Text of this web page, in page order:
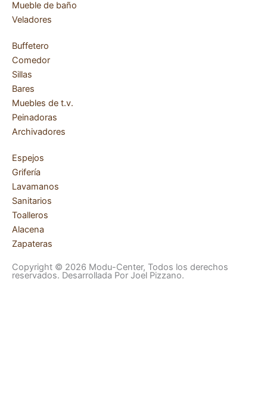
o
o
k
-
f
a
m
Mueble de baño
Veladores
Buffetero
Comedor
Sillas
Bares
Muebles de t.v.
Peinadoras
Archivadores
Espejos
Grifería
Lavamanos
Sanitarios
Toalleros
Alacena
Zapateras
Copyright © 2026 Modu-Center, Todos los derechos
reservados. Desarrollada Por Joel Pizzano.